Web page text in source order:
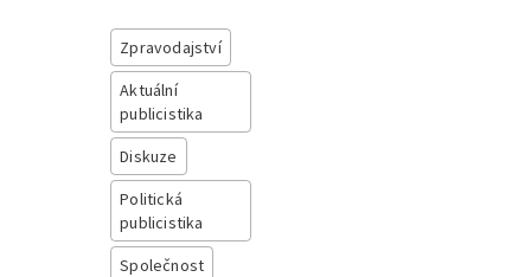
Zpravodajství
Aktuální
publicistika
Diskuze
Politická
publicistika
Společnost